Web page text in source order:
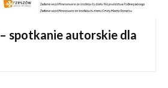
spotkanie autorskie dla